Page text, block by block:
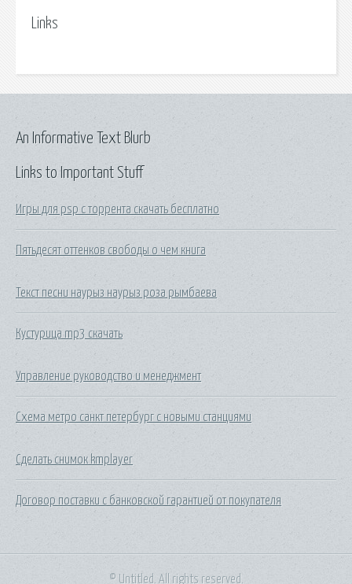
Links
Links to Important Stuff
Игры для psp с торрента скачать бесплатно
Пятьдесят оттенков свободы о чем книга
Текст песни наурыз наурыз роза рымбаева
Кустурица mp3 скачать
Управление руководство и менеджмент
Схема метро санкт петербург с новыми станциями
Сделать снимок kmplayer
Договор поставки с банковской гарантией от покупателя
An Informative Text Blurb
© Untitled. All rights reserved.